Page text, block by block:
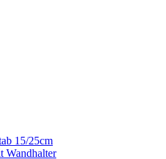
15/25cm
Wandhalter